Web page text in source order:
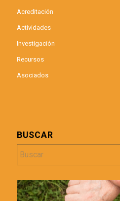
Acreditación
Actividades
Investigación
Recursos
Asociados
BUSCAR